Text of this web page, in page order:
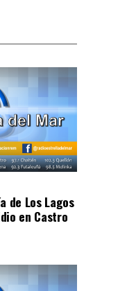
de Los Lagos
en Castro